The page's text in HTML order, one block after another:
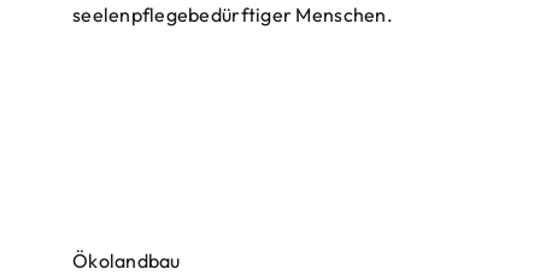
seelenpflegebedürftiger Menschen.
Ökolandbau